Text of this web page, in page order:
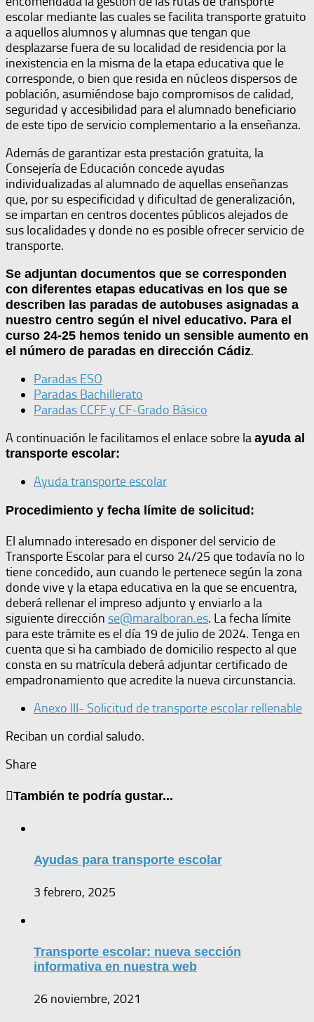
escolar mediante las cuales se facilita transporte gratuito
a aquellos alumnos y alumnas que tengan que
desplazarse fuera de su localidad de residencia por la
inexistencia en la misma de la etapa educativa que le
corresponde, o bien que resida en núcleos dispersos de
población, asumiéndose bajo compromisos de calidad,
seguridad y accesibilidad para el alumnado beneficiario
de este tipo de servicio complementario a la enseñanza.
Además de garantizar esta prestación gratuita, la
Consejería de Educación concede ayudas
individualizadas al alumnado de aquellas enseñanzas
que, por su especificidad y dificultad de generalización,
se impartan en centros docentes públicos alejados de
sus localidades y donde no es posible ofrecer servicio de
transporte.
Se adjuntan documentos que se corresponden
con diferentes etapas educativas en los que se
describen las paradas de autobuses asignadas a
nuestro centro según el nivel educativo. Para el
curso 24-25 hemos tenido un sensible aumento en
el número de paradas en dirección Cádiz.
Paradas ESO
Paradas Bachillerato
Paradas CCFF y CF-Grado Básico
A continuación le facilitamos el enlace sobre la ayuda al
transporte escolar:
Ayuda transporte escolar
Procedimiento y fecha límite de solicitud:
El alumnado interesado en disponer del servicio de
Transporte Escolar para el curso 24/25 que todavía no lo
tiene concedido, aun cuando le pertenece según la zona
donde vive y la etapa educativa en la que se encuentra,
deberá rellenar el impreso adjunto y enviarlo a la
siguiente dirección se@maralboran.es. La fecha límite
para este trámite es el día 19 de julio de 2024. Tenga en
cuenta que si ha cambiado de domicilio respecto al que
consta en su matrícula deberá adjuntar certificado de
empadronamiento que acredite la nueva circunstancia.
Anexo III- Solicitud de transporte escolar rellenable
Reciban un cordial saludo.
Share
También te podría gustar...
Ayudas para transporte escolar
3 febrero, 2025
Transporte escolar: nueva sección
informativa en nuestra web
26 noviembre, 2021